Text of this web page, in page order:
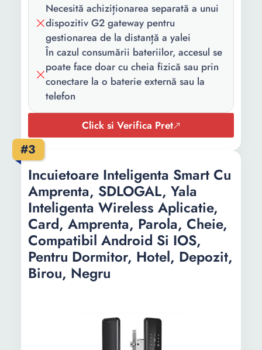
Tensiune
alimentare:
6 V
Lungime:
300 mm
Grosime:
20 mm
Greutate:
Necesită achiziționarea separată a unui
dispozitiv G2 gateway pentru
gestionarea de la distanță a yalei
În cazul consumării bateriilor, accesul se
poate face doar cu cheia fizică sau prin
conectare la o baterie externă sau la
telefon
Click si Verifica Pret
#3
Incuietoare Inteligenta Smart Cu
Amprenta, SDLOGAL, Yala
Inteligenta Wireless Aplicatie,
Card, Amprenta, Parola, Cheie,
Compatibil Android Si IOS,
Pentru Dormitor, Hotel, Depozit,
Birou, Negru